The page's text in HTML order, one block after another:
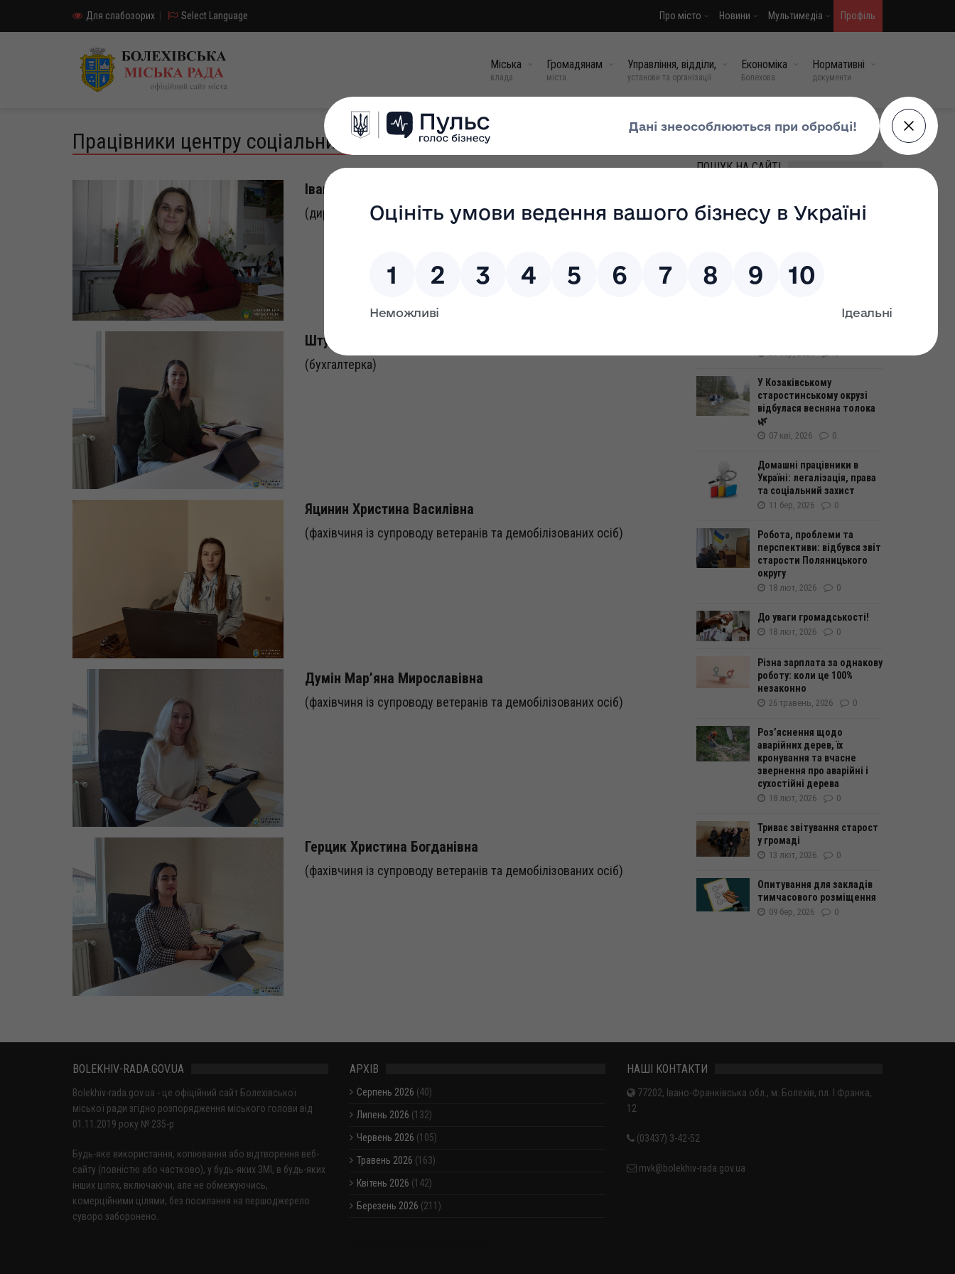
Для слабозорих Select Language Про місто Новини Мультимедіа Профіль
Міська
влада
Громадянам
міста
Управління, відділи,
установи та організації
Економіка
Болехова
Нормативні
документи
Працівники центру соціальних служб для сім'ї, дітей та молоді
Іваночко Наталія Володимирівна
(директорка)
Штурмак Лілія Ігорівна
(бухгалтерка)
Яцинин Христина Василівна
(фахівчиня із супроводу ветеранів та демобілізованих осіб)
Думін Мар’яна Мирославівна
(фахівчиня із супроводу ветеранів та демобілізованих осіб)
Герцик Христина Богданівна
(фахівчиня із супроводу ветеранів та демобілізованих осіб)
МИ У СОЦМЕРЕЖАХ
ПОШУК НА САЙТІ
не відпрацювавши 6
місяців
20 бер, 2026 0
У Козаківському
старостинському окрузі
відбулася весняна толока
🌿
07 кві, 2026 0
Домашні працівники в
Україні: легалізація, права
та соціальний захист
11 бер, 2026 0
Робота, проблеми та
перспективи: відбувся звіт
старости Поляницького
округу
18 лют, 2026 0
До уваги громадськості!
18 лют, 2026 0
Різна зарплата за однакову
роботу: коли це 100%
незаконно
26 травень, 2026 0
Роз’яснення щодо
аварійних дерев, їх
кронування та вчасне
звернення про аварійні і
сухостійні дерева
18 лют, 2026 0
Триває звітування старост
у громаді
13 лют, 2026 0
Опитування для закладів
тимчасового розміщення
09 бер, 2026 0
BOLEKHIV-RADA.GOV.UA
Bolekhiv-rada.gov.ua - це офіційний сайт Болехівської
міської ради згідно розпорядження міського голови від
01.11.2019 року № 235-р
Будь-яке використання, копіювання або відтворення веб-
сайту (повністю або частково), у будь-яких ЗМІ, в будь-яких
інших цілях, включаючи, але не обмежуючись,
комерційними цілями, без посилання на першоджерело
суворо заборонено.
АРХІВ
Серпень 2026 (40)
Липень 2026 (132)
Червень 2026 (105)
Травень 2026 (163)
Квітень 2026 (142)
Березень 2026 (211)
НАШІ КОНТАКТИ
77202, Івано-Франківська обл., м. Болехів, пл. І.Франка,
12
(03437) 3-42-52
mvk@bolekhiv-rada.gov.ua